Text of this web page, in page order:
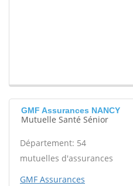
GMF Assurances NANCY
Mutuelle Santé Sénior
Département: 54
mutuelles d'assurances
GMF Assurances